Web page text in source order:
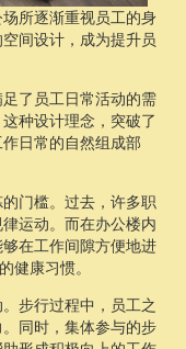
所逐渐重视员工的身
间设计，成为提升员
了员工日常活动的需
种设计理念，突破了
日常的自然组成部
门槛。过去，许多职
运动。而在办公楼内
在工作间隙方便地进
健康习惯。
步行过程中，员工之
同时，集体参与的步